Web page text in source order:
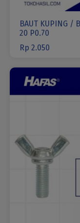
BAUT KUPING /
20 P0.70
Rp 2.050